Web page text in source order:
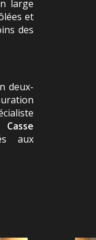
large
et
des
deux-
aux